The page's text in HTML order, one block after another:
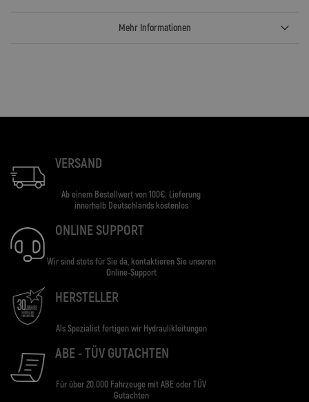
Mehr Informationen
VERSAND
Ab einem Bestellwert von 100€. Lieferung
innerhalb Deutschlands kostenlos
ONLINE SUPPORT
Wir sind stets für Sie da, kontaktieren Sie unseren
Online-Support
HERSTELLER
Als Spezialist fertigen wir Hydraulikleitungen
ABE - TÜV GUTACHTEN
Für über 20.000 Fahrzeuge mit ABE oder TÜV
Gutachten